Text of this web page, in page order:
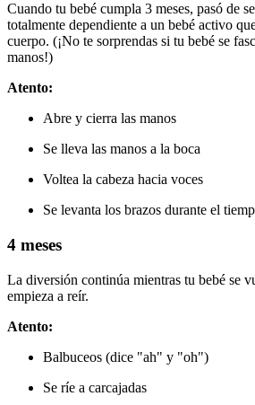
Cuando tu bebé cumpla 3 meses, pasó de
totalmente dependiente a un bebé activo
cuerpo. (¡No te sorprendas si tu bebé se
manos!)
Atento:
Abre y cierra las manos
Se lleva las manos a la boca
Voltea la cabeza hacia voces
Se levanta los brazos durante el
4 meses
La diversión continúa mientras tu bebé se
empieza a reír.
Atento:
Balbuceos (dice "ah" y "oh")
Se ríe a carcajadas